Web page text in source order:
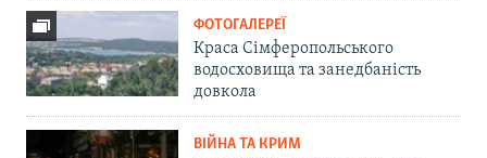
ФОТОГАЛЕРЕЇ
Краса Сімферопольського
водосховища та занедбаність
довкола
ВІЙНА ТА КРИМ